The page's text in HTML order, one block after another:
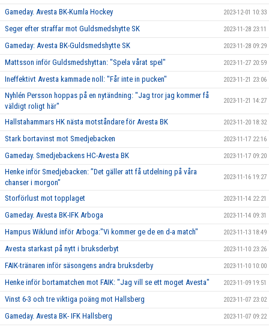
Gameday. Avesta BK-Kumla Hockey 2023-12-01 10:33
Seger efter straffar mot Guldsmedshytte SK 2023-11-28 23:11
Gameday: Avesta BK-Guldsmedshytte SK 2023-11-28 09:29
Mattsson inför Guldsmedshyttan: "Spela vårat spel" 2023-11-27 20:59
Ineffektivt Avesta kammade noll: "Får inte in pucken" 2023-11-21 23:06
Nyhlén Persson hoppas på en nytändning: "Jag tror jag kommer få
väldigt roligt här"
2023-11-21 14:27
Hallstahammars HK nästa motståndare för Avesta BK 2023-11-20 18:32
Stark bortavinst mot Smedjebacken 2023-11-17 22:16
Gameday. Smedjebackens HC-Avesta BK 2023-11-17 09:20
Henke inför Smedjebacken: ”Det gäller att få utdelning på våra
chanser i morgon”
2023-11-16 19:27
Storförlust mot topplaget 2023-11-14 22:21
Gameday. Avesta BK-IFK Arboga 2023-11-14 09:31
Hampus Wiklund inför Arboga:"Vi kommer ge de en d-a match" 2023-11-13 18:49
Avesta starkast på nytt i bruksderbyt 2023-11-10 23:26
FAIK-tränaren inför säsongens andra bruksderby 2023-11-10 10:00
Henke inför bortamatchen mot FAIK: "Jag vill se ett moget Avesta" 2023-11-09 19:51
Vinst 6-3 och tre viktiga poäng mot Hallsberg 2023-11-07 23:02
Gameday. Avesta BK- IFK Hallsberg 2023-11-07 09:22